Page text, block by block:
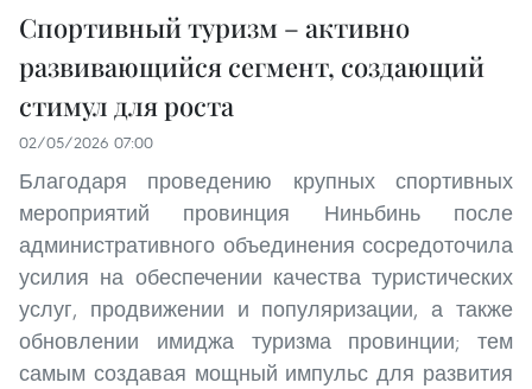
Спортивный туризм – активно
развивающийся сегмент, создающий
стимул для роста
02/05/2026 07:00
Благодаря проведению крупных спортивных
мероприятий провинция Ниньбинь после
административного объединения сосредоточила
усилия на обеспечении качества туристических
услуг, продвижении и популяризации, а также
обновлении имиджа туризма провинции; тем
самым создавая мощный импульс для развития